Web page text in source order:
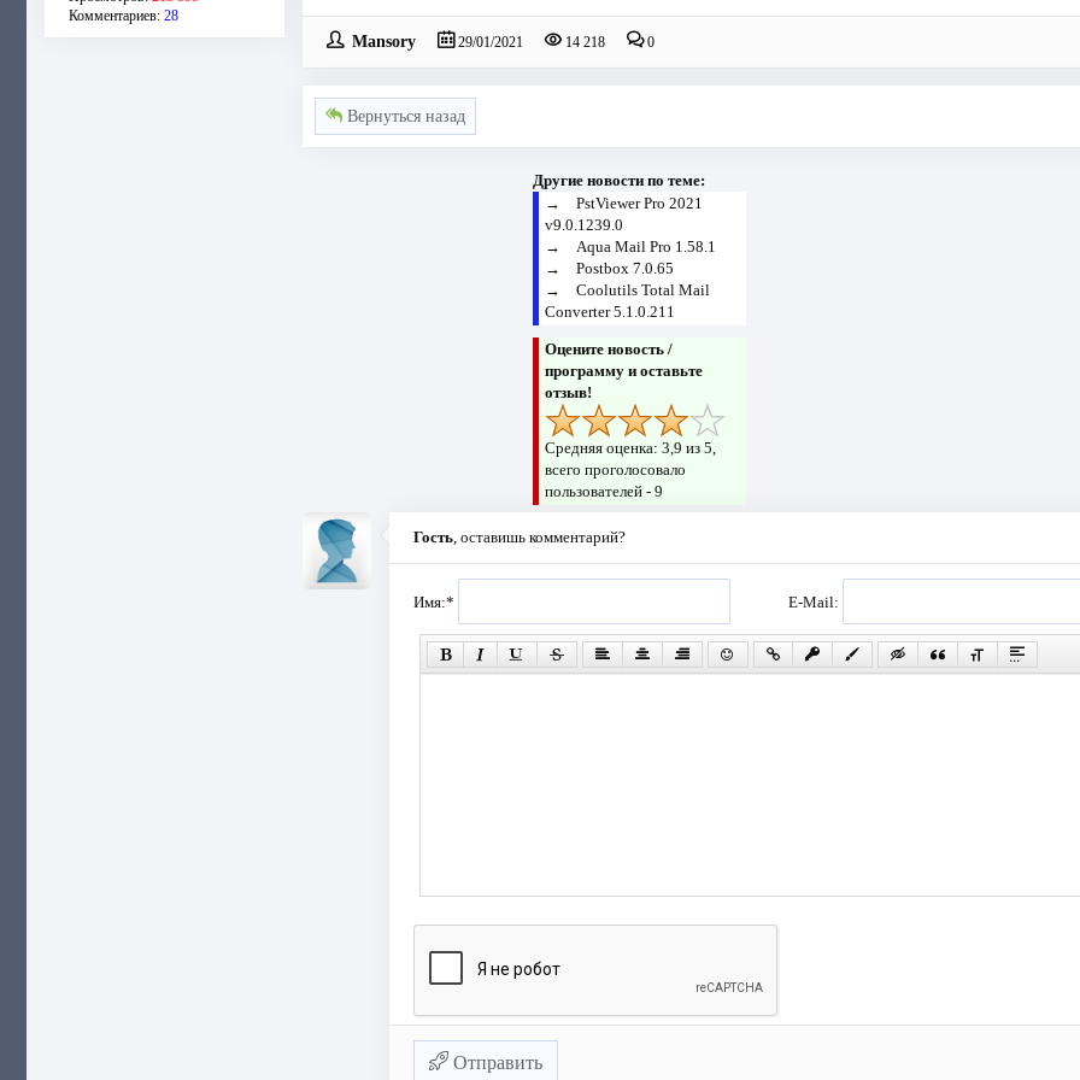
Комментариев: 28
Mansory 29/01/2021 14 218 0
Вернуться назад
Другие новости по теме:
→ PstViewer Pro 2021
v9.0.1239.0
→ Aqua Mail Pro 1.58.1
→ Postbox 7.0.65
→ Coolutils Total Mail
Converter 5.1.0.211
Оцените новость /
программу и оставьте
отзыв!
Средняя оценка: 3,9 из 5,
всего проголосовало
пользователей - 9
Гость, оставишь комментарий?
Имя:* E-Mail:
Отправить